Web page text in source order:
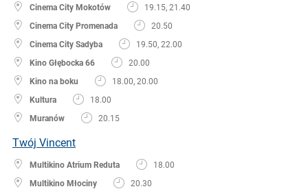
Cinema City Mokotów
19.15, 21.40
Cinema City Promenada
20.50
Cinema City Sadyba
19.50, 22.00
Kino Głębocka 66
20.00
Kino na boku
18.00, 20.00
Kultura
18.00
Muranów
20.15
Twój Vincent
Multikino Atrium Reduta
18.00
Multikino Młociny
20.30